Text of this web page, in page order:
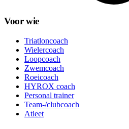
Voor wie
Triatloncoach
Wielercoach
Loopcoach
Zwemcoach
Roeicoach
HYROX coach
Personal trainer
Team-/clubcoach
Atleet